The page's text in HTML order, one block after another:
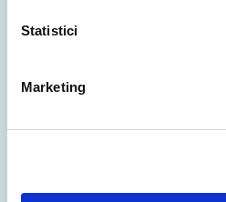
Statistici
Marketing